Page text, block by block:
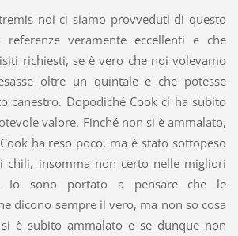
noi ci siamo provveduti di questo
referenze veramente eccellenti e che
richiesti, se è vero che noi volevamo
oltre un quintale e che potesse
canestro. Dopodiché Cook ci ha subito
valore. Finché non si è ammalato,
ha reso poco, ma è stato sottopeso
chili, insomma non certo nelle migliori
Io sono portato a pensare che le
dicono sempre il vero, ma non so cosa
è subito ammalato e se dunque non